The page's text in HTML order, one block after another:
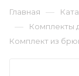
Главная —
— Комплекты
Комплект из